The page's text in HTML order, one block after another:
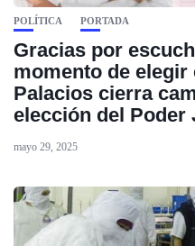
POLÍTICA PORTADA
Gracias por
momento de
Palacios cierra
elección del Poder
mayo 29, 2025